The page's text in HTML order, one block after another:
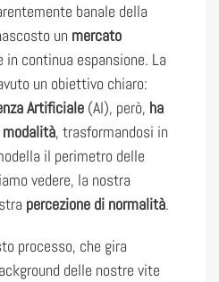
banale della
un mercato
continua espansione. La
un obiettivo chiaro:
Artificiale (AI), però, ha
, trasformandosi in
il perimetro delle
vedere, la nostra
percezione di normalità.
processo, che gira
delle nostre vite